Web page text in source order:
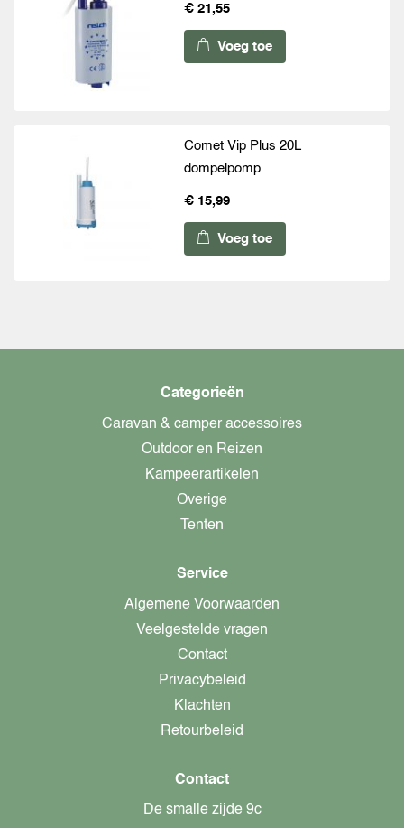
€ 21,55
Voeg toe
Comet Vip Plus 20L
dompelpomp
€ 15,99
Voeg toe
Categorieën
Caravan & camper accessoires
Outdoor en Reizen
Kampeerartikelen
Overige
Tenten
Service
Algemene Voorwaarden
Veelgestelde vragen
Contact
Privacybeleid
Klachten
Retourbeleid
Contact
De smalle zijde 9c